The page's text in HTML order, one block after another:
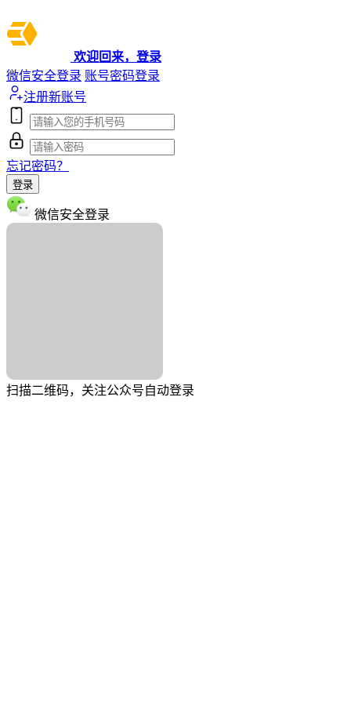
欢迎回来，登录
微信安全登录 账号密码登录
注册新账号
忘记密码？
登录
微信安全登录
扫描二维码，关注公众号自动登录